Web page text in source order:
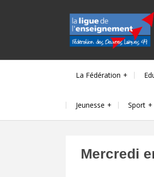
La Fédération
Jeunesse Sport
Mercredi